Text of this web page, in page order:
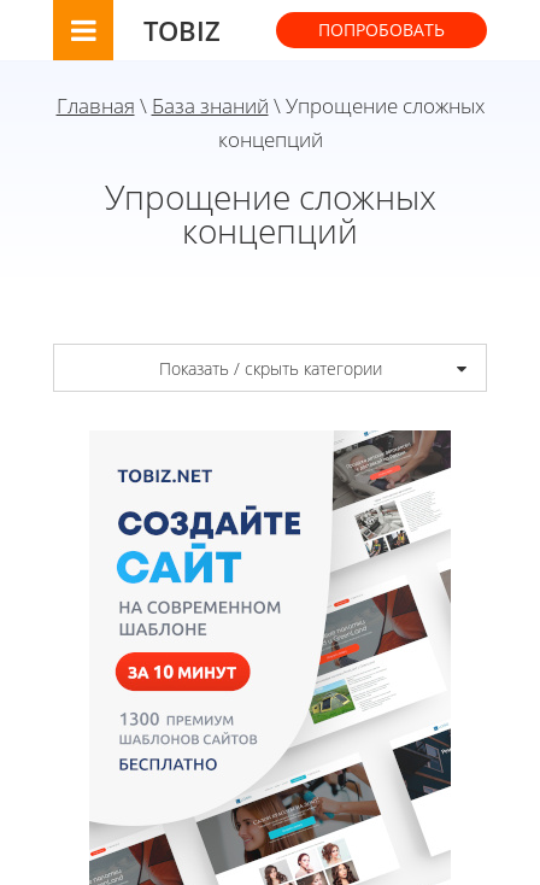
TOBIZ ПОПРОБОВАТЬ
Главная \ База знаний \ Упрощение сложных
концепций
Упрощение сложных
концепций
Показать / скрыть категории